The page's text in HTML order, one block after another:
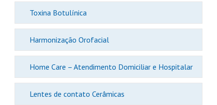
Toxina Botulínica
Harmonização Orofacial
Home Care – Atendimento Domiciliar e Hospitalar
Lentes de contato Cerâmicas